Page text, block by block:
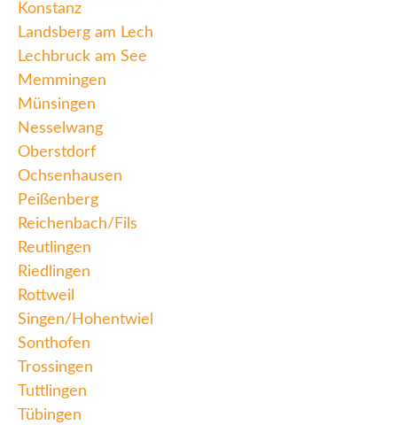
Konstanz
Landsberg am Lech
Lechbruck am See
Memmingen
Münsingen
Nesselwang
Oberstdorf
Ochsenhausen
Peißenberg
Reichenbach/Fils
Reutlingen
Riedlingen
Rottweil
Singen/Hohentwiel
Sonthofen
Trossingen
Tuttlingen
Tübingen